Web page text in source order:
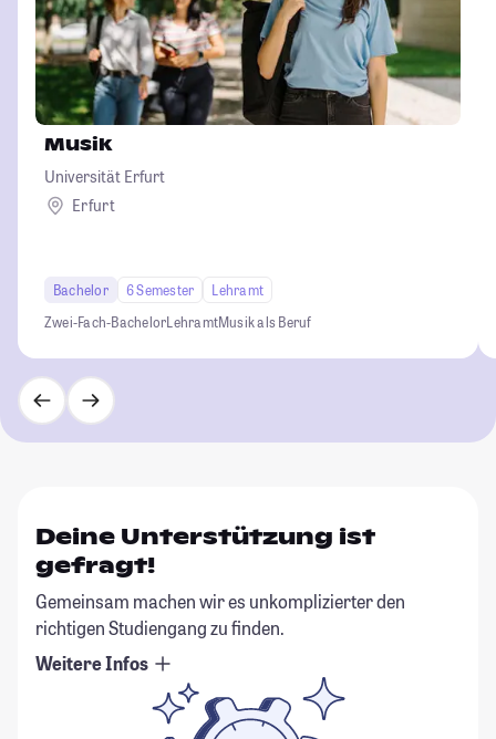
Musik
Universität Erfurt
Erfurt
Bachelor 6 Semester
Lehramt
Zwei-Fach-BachelorLehramtMusik als Beruf
Deine Unterstützung ist
gefragt!
Gemeinsam machen wir es unkomplizierter den
richtigen Studiengang zu finden.
Weitere Infos